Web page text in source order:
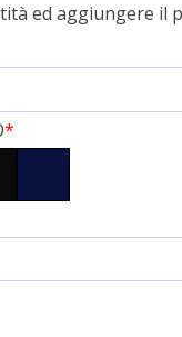
ed aggiungere il
*